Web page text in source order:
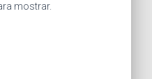
mostrar.